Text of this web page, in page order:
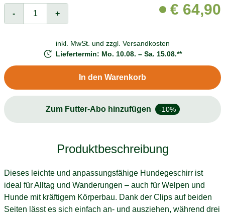
- + € 64,90
inkl. MwSt. und zzgl. Versandkosten
Liefertermin: Mo. 10.08. – Sa. 15.08.**
In den Warenkorb
Zum Futter-Abo hinzufügen -10%
Produktbeschreibung
Dieses leichte und anpassungsfähige Hundegeschirr ist
ideal für Alltag und Wanderungen – auch für Welpen und
Hunde mit kräftigem Körperbau. Dank der Clips auf beiden
Seiten lässt es sich einfach an- und ausziehen, während drei